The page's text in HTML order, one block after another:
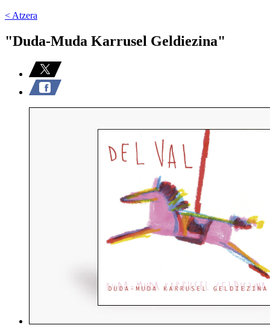
< Atzera
"Duda-Muda Karrusel Geldiezina"